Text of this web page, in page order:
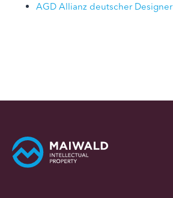
AGD Allianz deutscher Designer